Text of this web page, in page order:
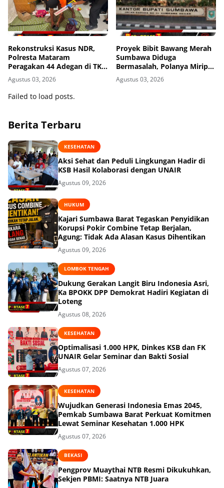
Rekonstruksi Kasus NDR,
Polresta Mataram
Peragakan 44 Adegan di TKP
Kos Gomong
Agustus 03, 2026
Proyek Bibit Bawang Merah
Sumbawa Diduga
Bermasalah, Polanya Mirip
Kasus Korupsi di Lobar
Agustus 03, 2026
Failed to load posts.
Berita Terbaru
KESEHATAN
Aksi Sehat dan Peduli Lingkungan Hadir di
KSB Hasil Kolaborasi dengan UNAIR
Agustus 09, 2026
HUKUM
Kajari Sumbawa Barat Tegaskan Penyidikan
Korupsi Pokir Combine Tetap Berjalan,
Agung: Tidak Ada Alasan Kasus Dihentikan
Agustus 09, 2026
LOMBOK TENGAH
Dukung Gerakan Langit Biru Indonesia Asri,
Ka BPOKK DPP Demokrat Hadiri Kegiatan di
Loteng
Agustus 08, 2026
KESEHATAN
Optimalisasi 1.000 HPK, Dinkes KSB dan FK
UNAIR Gelar Seminar dan Bakti Sosial
Agustus 07, 2026
KESEHATAN
Wujudkan Generasi Indonesia Emas 2045,
Pemkab Sumbawa Barat Perkuat Komitmen
Lewat Seminar Kesehatan 1.000 HPK
Agustus 07, 2026
BEKASI
Pengprov Muaythai NTB Resmi Dikukuhkan,
Sekjen PBMI: Saatnya NTB Juara